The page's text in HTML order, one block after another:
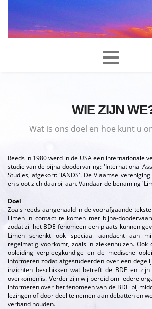
WIE ZIJN
Wat is ons doel en hoe kunt u
Reeds in 1980 werd in de USA een internationale
studie van de bijna-doodervaring: 'International
Studies, afgekort: 'IANDS'. De Vlaamse
en sloot zich daarbij aan. Vandaar de benaming
Doel
Zoals reeds aangehaald in de voorafgaande
Limen in contact te komen met bijna-
zodat zij het BDE-fenomeen een plaats kunnen
Limen schenkt ook speciaal aandacht aan
regelmatig voorkomt, zoals in ziekenhuizen.
opleiding verpleegkundige en de medische
informeren zodat afgestudeerden over een
inzichten beschikken wat betreft de BDE en
overkomen is. Verder zijn wij bereid om iedere
informeren over het fenomeen van de BDE bij
lezingen of door deel te nemen aan debatten en
verband houden.